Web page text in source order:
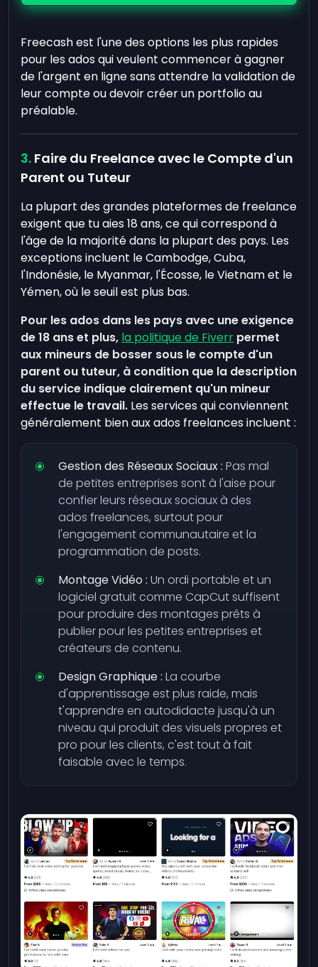
Freecash est l'une des options les plus rapides
pour les ados qui veulent commencer à gagner
de l'argent en ligne sans attendre la validation de
leur compte ou devoir créer un portfolio au
préalable.
Faire du Freelance avec le Compte d'un
Parent ou Tuteur
La plupart des grandes plateformes de freelance
exigent que tu aies 18 ans, ce qui correspond à
l'âge de la majorité dans la plupart des pays. Les
exceptions incluent le Cambodge, Cuba,
l'Indonésie, le Myanmar, l'Écosse, le Vietnam et le
Yémen, où le seuil est plus bas.
Pour les ados dans les pays avec une exigence
de 18 ans et plus, la politique de Fiverr permet
aux mineurs de bosser sous le compte d'un
parent ou tuteur, à condition que la description
du service indique clairement qu'un mineur
effectue le travail. Les services qui conviennent
généralement bien aux ados freelances incluent :
Gestion des Réseaux Sociaux : Pas mal
de petites entreprises sont à l'aise pour
confier leurs réseaux sociaux à des
ados freelances, surtout pour
l'engagement communautaire et la
programmation de posts.
Montage Vidéo : Un ordi portable et un
logiciel gratuit comme CapCut suffisent
pour produire des montages prêts à
publier pour les petites entreprises et
créateurs de contenu.
Design Graphique : La courbe
d'apprentissage est plus raide, mais
t'apprendre en autodidacte jusqu'à un
niveau qui produit des visuels propres et
pro pour les clients, c'est tout à fait
faisable avec le temps.